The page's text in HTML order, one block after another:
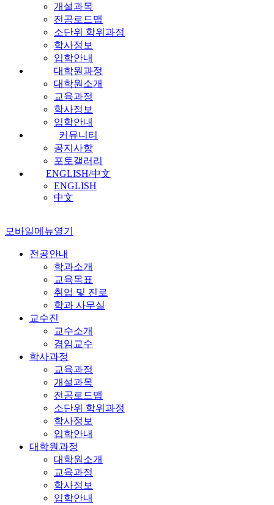
개설과목
전공로드맵
소단위 학위과정
학사정보
입학안내
대학원과정
대학원소개
교육과정
학사정보
입학안내
커뮤니티
공지사항
포토갤러리
ENGLISH/中文
ENGLISH
中文
모바일메뉴열기
전공안내
학과소개
교육목표
취업 및 진로
학과 사무실
교수진
교수소개
겸임교수
학사과정
교육과정
개설과목
전공로드맵
소단위 학위과정
학사정보
입학안내
대학원과정
대학원소개
교육과정
학사정보
입학안내